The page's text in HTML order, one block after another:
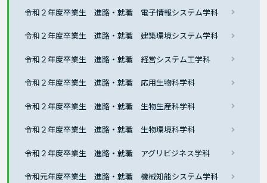
令和２年度卒業生 進路・就職 電子情報システム学科
令和２年度卒業生 進路・就職 建築環境システム学科
令和２年度卒業生 進路・就職 経営システム工学科
令和２年度卒業生 進路・就職 応用生物科学科
令和２年度卒業生 進路・就職 生物生産科学科
令和２年度卒業生 進路・就職 生物環境科学科
令和２年度卒業生 進路・就職 アグリビジネス学科
令和元年度卒業生 進路・就職 機械知能システム学科